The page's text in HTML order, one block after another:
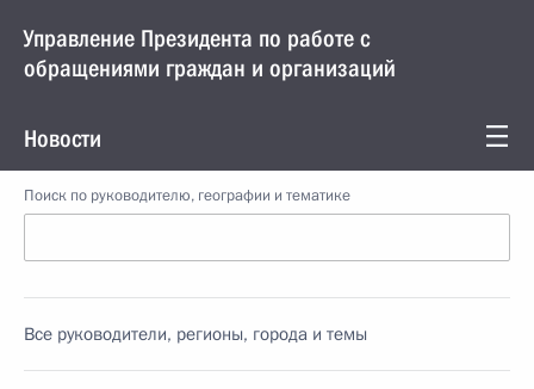
Управление Президента по работе с
обращениями граждан и организаций
Новости
Поиск по руководителю, географии и тематике
Все руководители, регионы, города и темы